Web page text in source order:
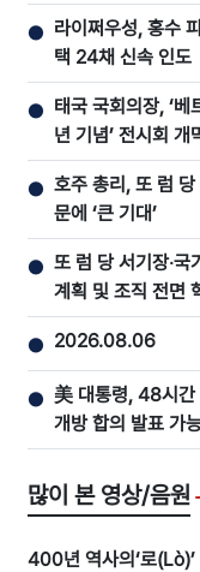
● 라이쩌우성, 홍수
택 24채 신속 인도
● 태국 국회의장, ‘
년 기념’ 전시회 개
● 호주 총리, 또 럼 당
문에 ‘큰 기대’
● 또 럼 당 서기장‧국
계획 및 조직 전면
● 2026.08.06
● 美 대통령, 48시간
개방 합의 발표 가
많이 본 영상/음원
400년 역사의‘로(Lò)’